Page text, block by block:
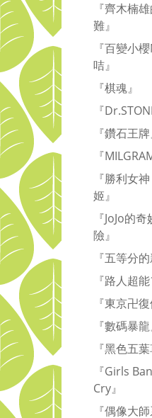
『齊木楠
難』
『百變小
咭』
『棋魂』
『
『鑽石王牌
『
『勝利女
姬』
『JoJo的奇
險』
『五等分的
『路人超能
『東京卍復
『數碼暴龍
『黑色五葉
『Girls
Cry』
『偶像大師